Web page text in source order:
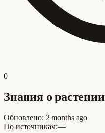
0
Знания о растении
Обновлено: 2 months ago
По источникам:—